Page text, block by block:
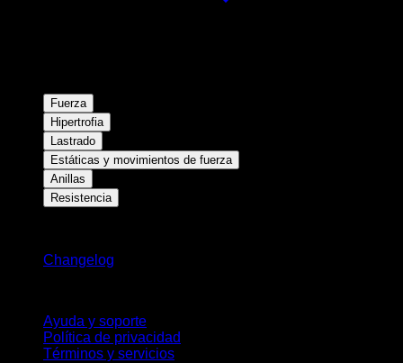
Fuerza
Hipertrofia
Lastrado
Estáticas y movimientos de fuerza
Anillas
Resistencia
Changelog
Ayuda y soporte
Política de privacidad
Términos y servicios